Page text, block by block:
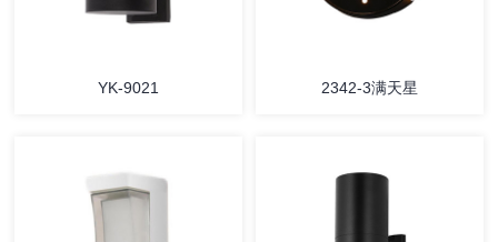
YK-9021 2342-3满天星